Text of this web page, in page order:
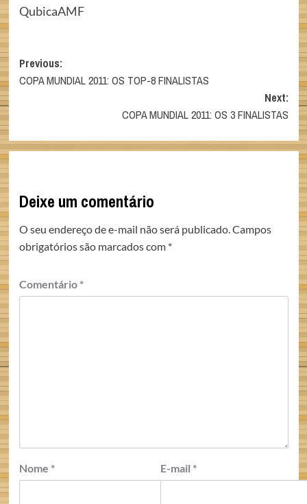
QubicaAMF
Post
navigation
Previous:
COPA MUNDIAL 2011: OS TOP-8 FINALISTAS
Next:
COPA MUNDIAL 2011: OS 3 FINALISTAS
Deixe um comentário
O seu endereço de e-mail não será publicado.Campos
obrigatórios são marcados com *
Comentário *
Nome * E-mail *